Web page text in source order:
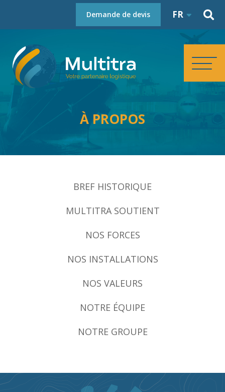
Demande de devis FR
ACCUEIL
À PROPOS
RÉFÉRENCES
FAQ
CONTACT
À PROPOS
BREF HISTORIQUE
MULTITRA SOUTIENT
NOS FORCES
NOS INSTALLATIONS
NOS VALEURS
NOTRE ÉQUIPE
NOTRE GROUPE